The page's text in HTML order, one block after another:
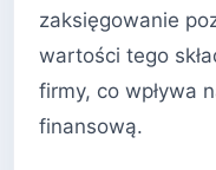
zaksięgowanie
wartości tego
firmy, co wpływa
finansową.